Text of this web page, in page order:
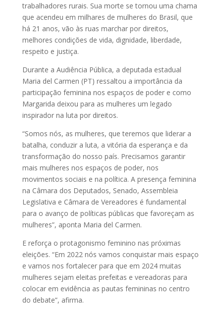
trabalhadores rurais. Sua morte se tornou uma chama
que acendeu em milhares de mulheres do Brasil, que
há 21 anos, vão às ruas marchar por direitos,
melhores condições de vida, dignidade, liberdade,
respeito e justiça.
Durante a Audiência Pública, a deputada estadual
Maria del Carmen (PT) ressaltou a importância da
participação feminina nos espaços de poder e como
Margarida deixou para as mulheres um legado
inspirador na luta por direitos.
“Somos nós, as mulheres, que teremos que liderar a
batalha, conduzir a luta, a vitória da esperança e da
transformação do nosso país. Precisamos garantir
mais mulheres nos espaços de poder, nos
movimentos sociais e na política. A presença feminina
na Câmara dos Deputados, Senado, Assembleia
Legislativa e Câmara de Vereadores é fundamental
para o avanço de políticas públicas que favoreçam as
mulheres”, aponta Maria del Carmen.
E reforça o protagonismo feminino nas próximas
eleições. “Em 2022 nós vamos conquistar mais espaço
e vamos nos fortalecer para que em 2024 muitas
mulheres sejam eleitas prefeitas e vereadoras para
colocar em evidência as pautas femininas no centro
do debate”, afirma.